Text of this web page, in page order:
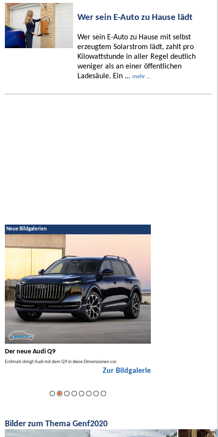
Wer sein E-Auto zu Hause lädt
Wer sein E-Auto zu Hause mit selbst
erzeugtem Solarstrom lädt, zahlt pro
Kilowattstunde in aller Regel deutlich
weniger als an einer öffentlichen
Ladesäule. Ein ... mehr ...
Neue Bildgalerien
Der neue Audi Q9
Erstmals dringt Audi mit dem Q9 in diese Dimensionen vor.
Zur Bildgalerie
Bilder zum Thema Genf2020